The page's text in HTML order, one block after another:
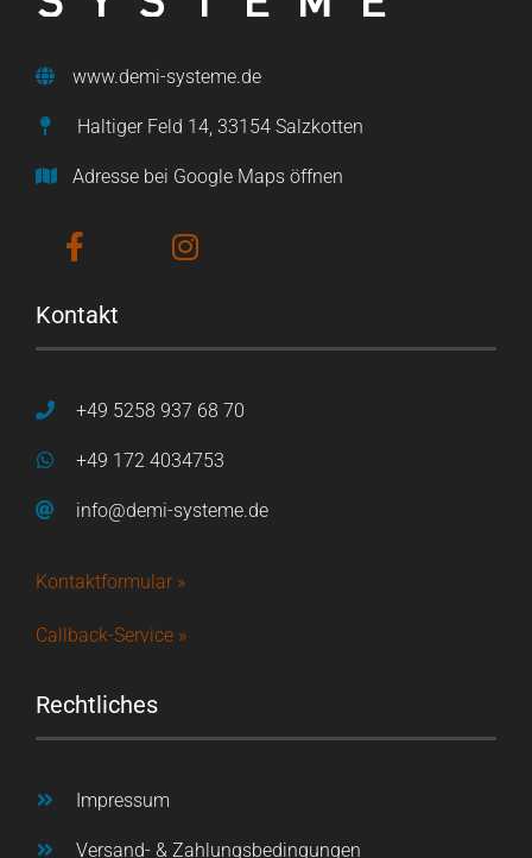
www.demi-systeme.de
Haltiger Feld 14, 33154 Salzkotten
Adresse bei Google Maps öffnen
Kontakt
+49 5258 937 68 70
+49 172 4034753
info@demi-systeme.de
Kontaktformular »
Callback-Service »
Rechtliches
Impressum
Versand- & Zahlungsbedingungen